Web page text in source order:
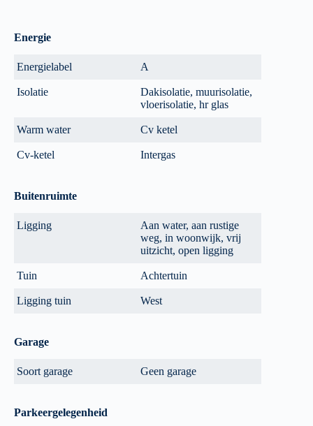
Energie
Energielabel A
Isolatie
Dakisolatie, muurisolatie,
vloerisolatie, hr glas
Warm water Cv ketel
Cv-ketel Intergas
Buitenruimte
Ligging
Aan water, aan rustige
weg, in woonwijk, vrij
uitzicht, open ligging
Tuin Achtertuin
Ligging tuin West
Garage
Soort garage Geen garage
Parkeergelegenheid